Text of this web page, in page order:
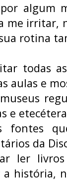
por algum
me irritar,
rotina
todas
aulas e
e
fontes
da
ler livros
a história,